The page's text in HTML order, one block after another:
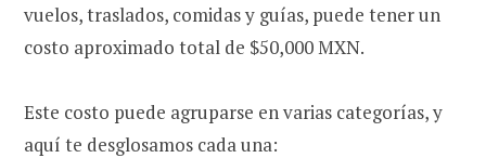
vuelos, traslados, comidas y guías, puede tener un
costo aproximado total de $50,000 MXN.
Este costo puede agruparse en varias categorías, y
aquí te desglosamos cada una: